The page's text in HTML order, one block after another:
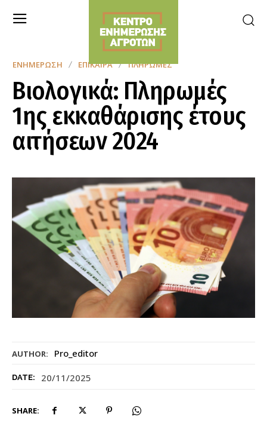
AUTHOR: Pro_editor
DATE: 20/11/2025
SHARE:
ΕΝΗΜΈΡΩΣΗ ΕΠΊΚΑΙΡΑ ΠΛΗΡΩΜΈΣ
Βιολογικά: Πληρωμές
1ης εκκαθάρισης έτους
αιτήσεων 2024